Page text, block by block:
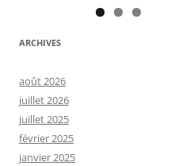
ARCHIVES
août 2026
juillet 2026
juillet 2025
février 2025
janvier 2025